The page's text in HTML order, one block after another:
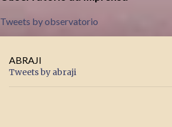
Tweets by observatorio
ABRAJI
Tweets by abraji